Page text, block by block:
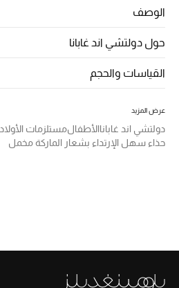
الأطفال
المجوهرات
النساء
الوصف
حول دولتشي اند غابانا
القياسات والحجم
عرض المزيد
دولتشي اند غاباناالأطفالمستلزمات الأولاد
حذاء سهل الإرتداء بشعار الماركة مخمل